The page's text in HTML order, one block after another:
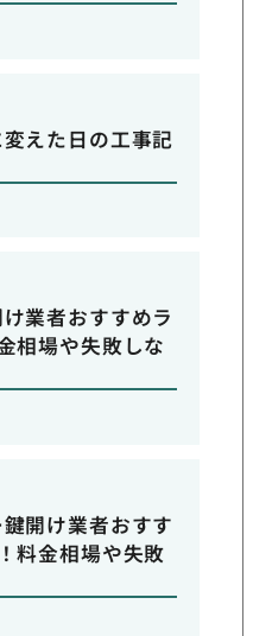
えた日の工事記
業者おすすめラ
相場や失敗しな
開け業者おすす
料金相場や失敗